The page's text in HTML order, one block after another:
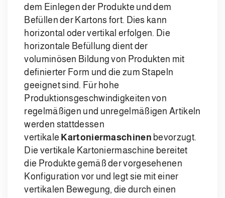
dem Einlegen der Produkte und dem
Befüllen der Kartons fort. Dies kann
horizontal oder vertikal erfolgen. Die
horizontale Befüllung dient der
voluminösen Bildung von Produkten mit
definierter Form und die zum Stapeln
geeignet sind. Für hohe
Produktionsgeschwindigkeiten von
regelmäßigen und unregelmäßigen Artikeln
werden stattdessen
vertikale Kartoniermaschinen bevorzugt.
Die vertikale Kartoniermaschine bereitet
die Produkte gemäß der vorgesehenen
Konfiguration vor und legt sie mit einer
vertikalen Bewegung, die durch einen